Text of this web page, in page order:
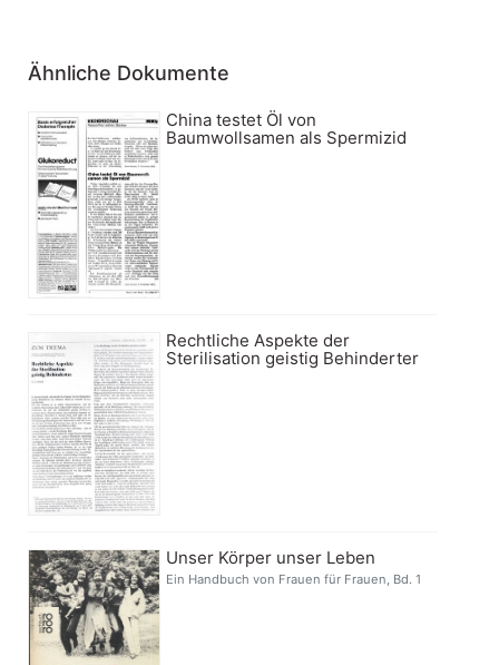
Ähnliche Dokumente
China testet Öl von
Baumwollsamen als Spermizid
Rechtliche Aspekte der
Sterilisation geistig Behinderter
Unser Körper unser Leben
Ein Handbuch von Frauen für Frauen, Bd. 1